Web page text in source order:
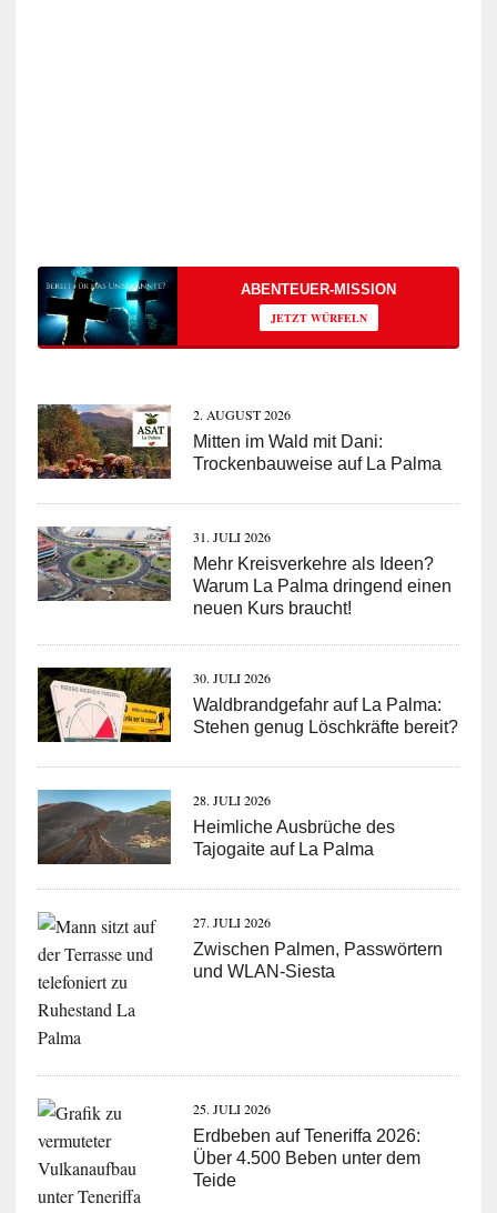
ABENTEUER-MISSION
JETZT WÜRFELN
2. AUGUST 2026
Mitten im Wald mit Dani:
Trockenbauweise auf La Palma
31. JULI 2026
Mehr Kreisverkehre als Ideen?
Warum La Palma dringend einen
neuen Kurs braucht!
30. JULI 2026
Waldbrandgefahr auf La Palma:
Stehen genug Löschkräfte bereit?
28. JULI 2026
Heimliche Ausbrüche des
Tajogaite auf La Palma
27. JULI 2026
Zwischen Palmen, Passwörtern
und WLAN-Siesta
25. JULI 2026
Erdbeben auf Teneriffa 2026:
Über 4.500 Beben unter dem
Teide